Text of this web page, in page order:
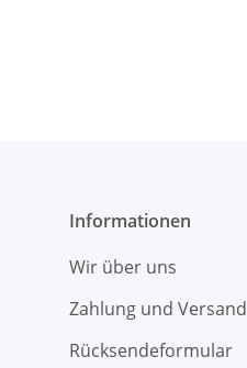
Informationen
Wir über uns
Zahlung und Versand
Rücksendeformular